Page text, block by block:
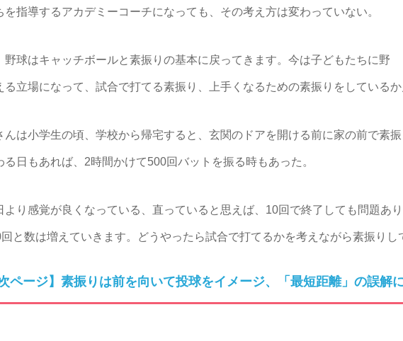
を指導するアカデミーコーチになっても、その考え方は変わっていない。
野球はキャッチボールと素振りの基本に戻ってきます。今は子どもたちに野
る立場になって、試合で打てる素振り、上手くなるための素振りをしているか
は小学生の頃、学校から帰宅すると、玄関のドアを開ける前に家の前で素
る日もあれば、2時間かけて500回バットを振る時もあった。
より感覚が良くなっている、直っていると思えば、10回で終了しても問題あ
と数は増えていきます。どうやったら試合で打てるかを考えながら素振りし
次ページ】素振りは前を向いて投球をイメージ、「最短距離」の誤解